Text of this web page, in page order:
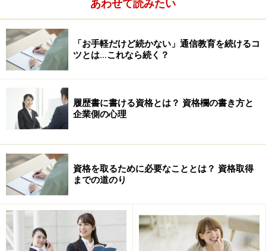
あわせて読みたい
「お手軽だけど続かない」通信教育を続けるコ
ツとは…これなら続く？
履歴書に書ける資格とは？ 資格欄の書き方と
企業側の心理
資格を取るために必要なこととは？ 資格取得
までの道のり